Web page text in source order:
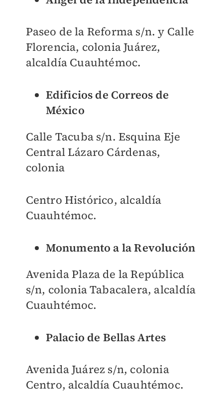
Paseo de la Reforma s/n. y Calle
Florencia, colonia Juárez,
alcaldía Cuauhtémoc.
Edificios de Correos de
México
Calle Tacuba s/n. Esquina Eje
Central Lázaro Cárdenas,
colonia
Centro Histórico, alcaldía
Cuauhtémoc.
Monumento a la Revolución
Avenida Plaza de la República
s/n, colonia Tabacalera, alcaldía
Cuauhtémoc.
Palacio de Bellas Artes
Avenida Juárez s/n, colonia
Centro, alcaldía Cuauhtémoc.